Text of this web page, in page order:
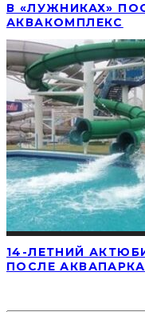
В «ЛУЖНИКАХ»
АКВАКОМПЛЕКС
14-ЛЕТНИЙ
ПОСЛЕ АКВАПАРКА